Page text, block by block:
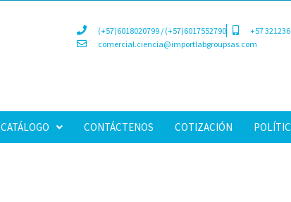
(+57)6018020799 / (+57)6017552790
+57
comercial.ciencia@importlabgroupsas.com
CATÁLOGO CONTÁCTENOS COTIZACIÓN